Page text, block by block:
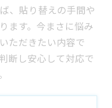
、貼り替えの手間や
ます。今まさに悩み
ただきたい内容で
断し安心して対応で